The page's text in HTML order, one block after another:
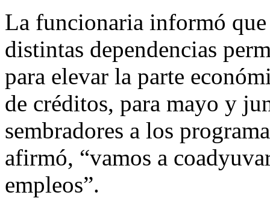
La funcionaria informó
distintas dependencias
para elevar la parte
de créditos, para mayo y
sembradores a los
afirmó, “vamos a
empleos”.